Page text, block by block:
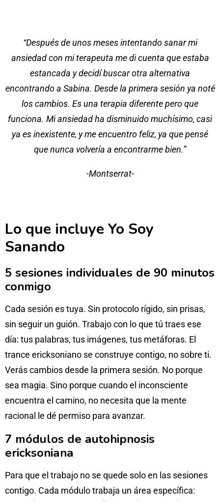
“Después de unos meses intentando sanar mi
ansiedad con mi terapeuta me di cuenta que estaba
estancada y decidí buscar otra alternativa
encontrando a Sabina. Desde la primera sesión ya noté
los cambios. Es una terapia diferente pero que
funciona. Mi ansiedad ha disminuido muchísimo, casi
ya es inexistente, y me encuentro feliz, ya que pensé
que nunca volvería a encontrarme bien.”
-Montserrat-
Lo que incluye Yo Soy
Sanando
5 sesiones individuales de 90 minutos
conmigo
Cada sesión es tuya. Sin protocolo rígido, sin prisas,
sin seguir un guión. Trabajo con lo que tú traes ese
día: tus palabras, tus imágenes, tus metáforas. El
trance ericksoniano se construye contigo, no sobre ti.
Verás cambios desde la primera sesión. No porque
sea magia. Sino porque cuando el inconsciente
encuentra el camino, no necesita que la mente
racional le dé permiso para avanzar.
7 módulos de autohipnosis
ericksoniana
Para que el trabajo no se quede solo en las sesiones
contigo. Cada módulo trabaja un área específica: